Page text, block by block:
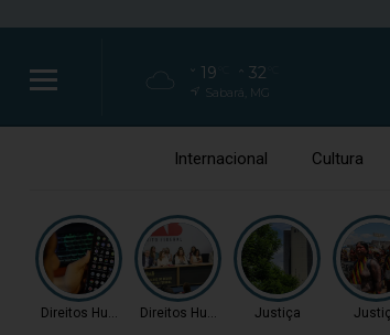
19 32
Sabará, MG
Internacional Cultura
Direitos HumanosDireitos Humanos Justiça